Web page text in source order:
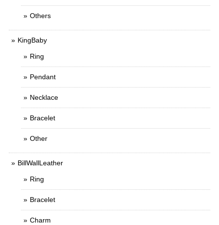
Others
KingBaby
Ring
Pendant
Necklace
Bracelet
Other
BillWallLeather
Ring
Bracelet
Charm